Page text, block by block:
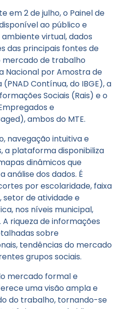
em 2 de julho, o Painel de
ao público e
virtual, dados
das principais fontes de
de trabalho
Nacional por Amostra de
Contínua, do IBGE), a
Sociais (Rais) e o
e
ambos do MTE.
navegação intuitiva e
a plataforma disponibiliza
dinâmicos que
análise dos dados. É
por escolaridade, faixa
setor de atividade e
nos níveis municipal,
riqueza de informações
sobre
tendências do mercado
grupos sociais.
mercado formal e
uma visão ampla e
do trabalho, tornando-se